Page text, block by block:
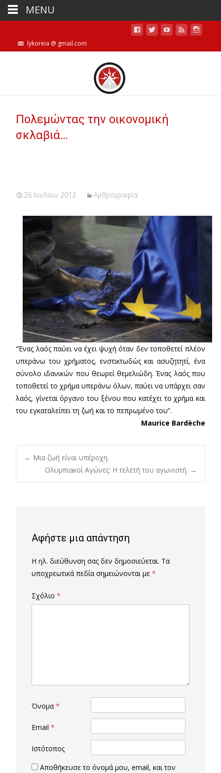
lykoreia @ gmail.com
Πολεμώντας την οικονομική
σκλαβιά…
26 Ιουλίου 2012 Αρθρογραφία
“Ένας λαός παύει να έχει ψυχή όταν δεν τοποθετεί πλέον
υπεράνω του χρήματος, ενστικτωδώς και ασυζητητί, ένα
σύνολο ιδανικών που θεωρεί θεμελιώδη. Ένας λαός που
τοποθετεί το χρήμα υπεράνω όλων, παύει να υπάρχει σαν
λαός, γίνεται όργανο του ξένου που κατέχει το χρήμα και
του εγκαταλείπει τη ζωή και το πεπρωμένο του”.
Maurice Bardèche
Post
← Μια ζωή είναι υπέροχη.
Ολυμπιακοί Αγώνες: Η τελετή του αγωνιστή. →
Αφήστε μια απάντηση
Η ηλ. διεύθυνση σας δεν δημοσιεύεται. Τα
υποχρεωτικά πεδία σημειώνονται με *
Σχόλιο *
Όνομα *
Email *
Ιστότοπος
Αποθήκευσε το όνομά μου, email, και τον
MENU